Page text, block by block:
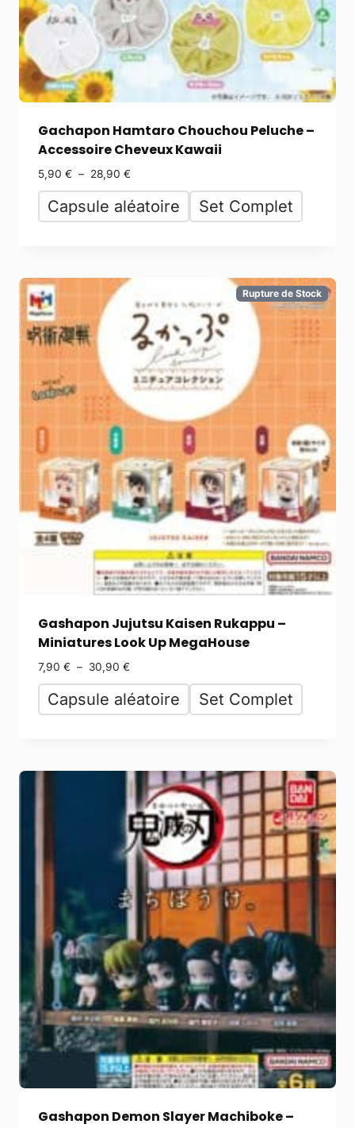
Gachapon Hamtaro Chouchou Peluche –
Accessoire Cheveux Kawaii
5,90 € – 28,90 €
Capsule aléatoire Set Complet
Rupture de Stock
Gashapon Jujutsu Kaisen Rukappu –
Miniatures Look Up MegaHouse
7,90 € – 30,90 €
Capsule aléatoire Set Complet
Gashapon Demon Slayer Machiboke –